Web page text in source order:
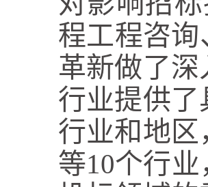
程工程咨
革新做了
行业提供
行业和地
等10个行